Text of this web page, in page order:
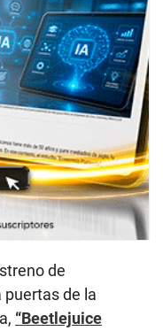
de
puertas de la
“Beetlejuice